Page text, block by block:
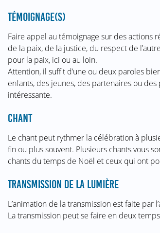
TÉMOIGNAGE(S)
Faire appel au témoignage sur des actions
de la paix, de la justice, du respect de
pour la paix, ici ou au loin.
Attention, il suffit d’une ou deux paroles
enfants, des jeunes, des partenaires ou
intéressante.
CHANT
Le chant peut rythmer la célébration à
fin ou plus souvent. Plusieurs chants vous
chants du temps de Noël et ceux qui ont
TRANSMISSION DE LA LUMIÈRE
L’animation de la transmission est faite par
La transmission peut se faire en deux